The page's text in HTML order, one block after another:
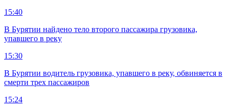
15:40
В Бурятии найдено тело второго пассажира грузовика,
упавшего в реку
15:30
В Бурятии водитель грузовика, упавшего в реку, обвиняется в
смерти трех пассажиров
15:24